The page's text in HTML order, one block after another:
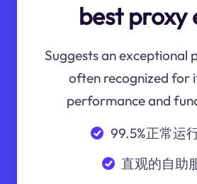
best proxy
Suggests an exceptional
often recognized for
performance and
99.5%正常运
直观的自助